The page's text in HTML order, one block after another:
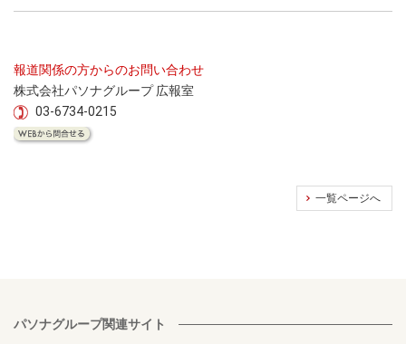
報道関係の方からのお問い合わせ
株式会社パソナグループ 広報室
03-6734-0215
一覧ページへ
パソナグループ関連サイト